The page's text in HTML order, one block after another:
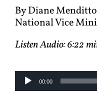
By Diane
National Vice
Listen Audio: 6:22
Audio
Player00:00